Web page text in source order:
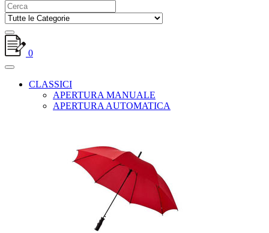
0
CLASSICI
APERTURA MANUALE
APERTURA AUTOMATICA